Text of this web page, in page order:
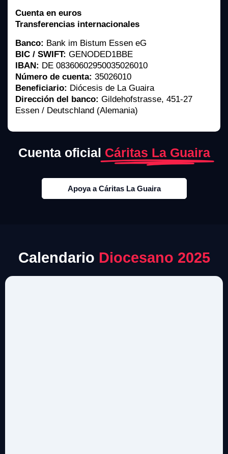
Cuenta en euros
Transferencias internacionales
Banco: Bank im Bistum Essen eG
BIC / SWIFT: GENODED1BBE
IBAN: DE 08360602950035026010
Número de cuenta: 35026010
Beneficiario: Diócesis de La Guaira
Dirección del banco: Gildehofstrasse, 451-27
Essen / Deutschland (Alemania)
Cuenta oficial Cáritas La Guaira
Apoya a Cáritas La Guaira
Calendario Diocesano 2025